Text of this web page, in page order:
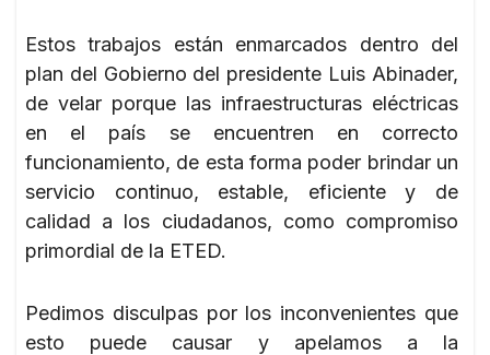
Estos trabajos están enmarcados dentro del
plan del Gobierno del presidente Luis Abinader,
de velar porque las infraestructuras eléctricas
en el país se encuentren en correcto
funcionamiento, de esta forma poder brindar un
servicio continuo, estable, eficiente y de
calidad a los ciudadanos, como compromiso
primordial de la ETED.
Pedimos disculpas por los inconvenientes que
esto puede causar y apelamos a la